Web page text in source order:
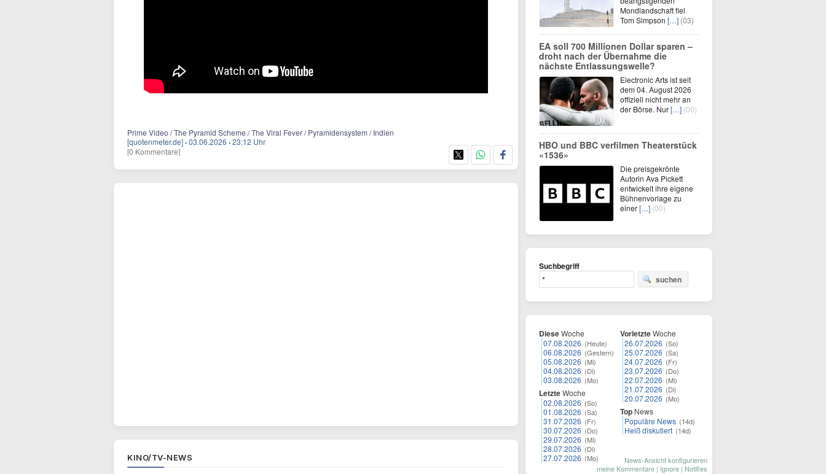
Prime Video / The Pyramid Scheme / The Viral Fever / Pyramidensystem / Indien
[quotenmeter.de] ·03.06.2026 ·23:12 Uhr
[0 Kommentare]
KINO/TV-NEWS
Mondlandschaft fiel
Tom Simpson […] (03)
EA soll 700 Millionen Dollar sparen –
droht nach der Übernahme die
nächste Entlassungswelle?
Electronic Arts ist seit
dem 04. August 2026
offiziell nicht mehr an
der Börse. Nur[…] (00)
HBO und BBC verfilmen Theaterstück
«1536»
Die preisgekrönte
Autorin Ava Pickett
entwickelt ihre eigene
Bühnenvorlage zu
einer[…] (00)
Suchbegriff
suchen
DieseWoche
07.08.2026 (Heute)
06.08.2026 (Gestern)
05.08.2026 (Mi)
04.08.2026 (Di)
03.08.2026 (Mo)
LetzteWoche
02.08.2026 (So)
01.08.2026 (Sa)
31.07.2026 (Fr)
30.07.2026 (Do)
29.07.2026 (Mi)
28.07.2026 (Di)
27.07.2026 (Mo)
VorletzteWoche
26.07.2026 (So)
25.07.2026 (Sa)
24.07.2026 (Fr)
23.07.2026 (Do)
22.07.2026 (Mi)
21.07.2026 (Di)
20.07.2026 (Mo)
Top News
Populäre News (14d)
Heiß diskutiert (14d)
News-Ansicht konfigurieren
meine Kommentare | Ignore | Notifies